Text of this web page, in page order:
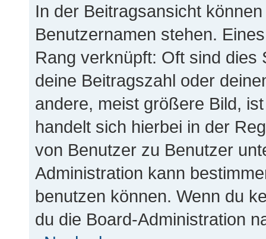
In der Beitragsansicht
Benutzernamen stehen.
Rang verknüpft: Oft sind
deine Beitragszahl oder
andere, meist größere Bild,
handelt sich hierbei in der
von Benutzer zu Benutzer
Administration kann
benutzen können. Wenn du
du die Board-Administration